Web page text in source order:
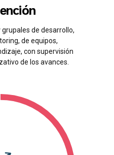
de desarrollo,
de equipos,
con supervisión
de los avances.